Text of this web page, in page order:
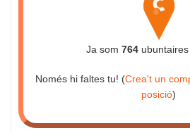
Ja som 764
Només hi faltes tu! (Crea't un
posició)